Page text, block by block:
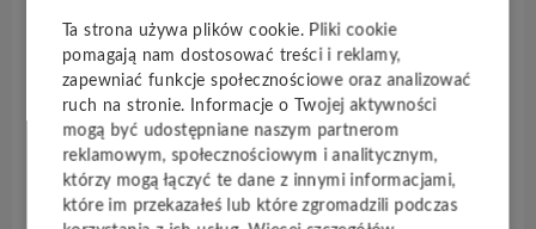
kuchnia. Innowacyjnie frezowanaV-fuga
dodatkowe zabezpieczenie krawędzipaneli w
postaci warstwy wosku powstrzymują
przenikanie cieczy pod podłogi, równocześnie
wizualnie odcinając poszczególne deski od
siebie, dzięki czemu przypominają one klasyczny,
drewniany parkiet. Efekt wzmagasynchroniczna
Ta strona używa plików cookie. Pliki cookie
pomagają nam dostosować treści i reklamy,
zapewniać funkcje społecznościowe oraz analizować
ruch na stronie. Informacje o Twojej aktywności
mogą być udostępniane naszym partnerom
reklamowym, społecznościowym i analitycznym,
którzy mogą łączyć te dane z innymi informacjami,
które im przekazałeś lub które zgromadzili podczas